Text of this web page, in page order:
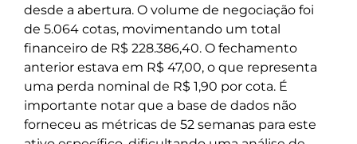
desde a abertura. O volume de negociação foi
de 5.064 cotas, movimentando um total
financeiro de R$ 228.386,40. O fechamento
anterior estava em R$ 47,00, o que representa
uma perda nominal de R$ 1,90 por cota. É
importante notar que a base de dados não
forneceu as métricas de 52 semanas para este